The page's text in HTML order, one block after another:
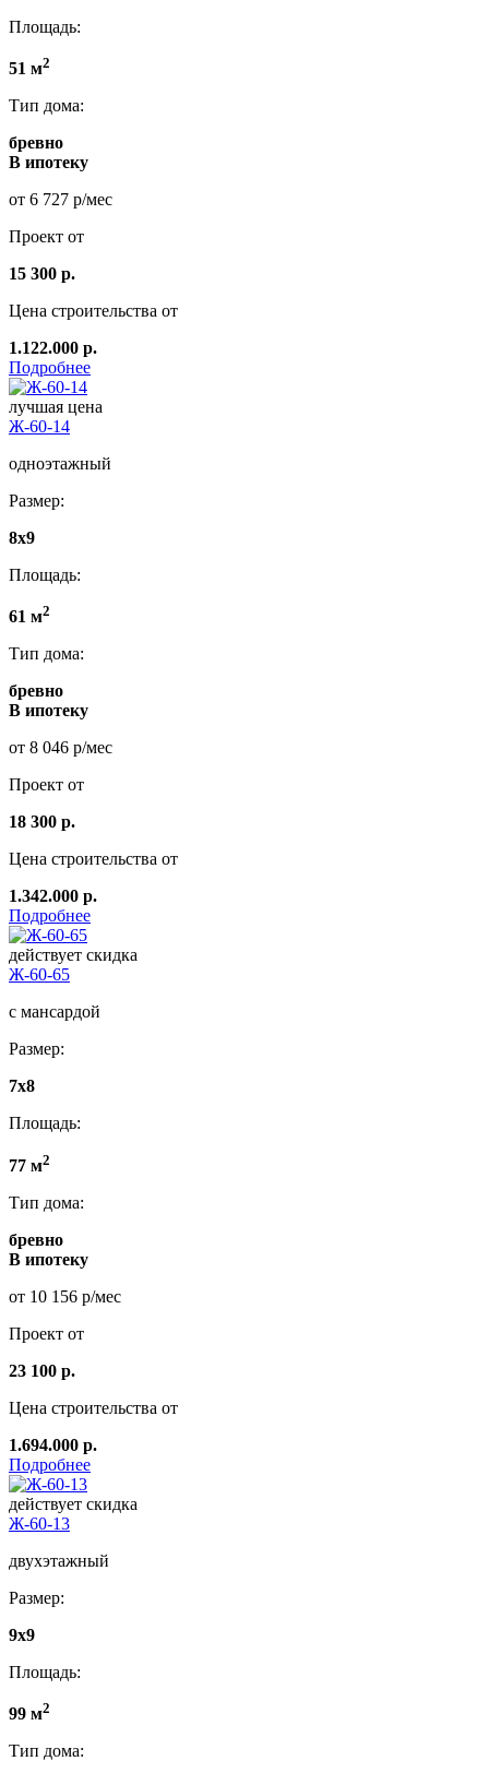
Площадь:
51 м2
Тип дома:
бревно
В ипотеку
от 6 727 р/мес
Проект от
15 300 р.
Цена строительства от
1.122.000 р.
Подробнее
лучшая цена
Ж-60-14
одноэтажный
Размер:
8x9
Площадь:
61 м2
Тип дома:
бревно
В ипотеку
от 8 046 р/мес
Проект от
18 300 р.
Цена строительства от
1.342.000 р.
Подробнее
действует скидка
Ж-60-65
с мансардой
Размер:
7x8
Площадь:
77 м2
Тип дома:
бревно
В ипотеку
от 10 156 р/мес
Проект от
23 100 р.
Цена строительства от
1.694.000 р.
Подробнее
действует скидка
Ж-60-13
двухэтажный
Размер:
9x9
Площадь:
99 м2
Тип дома: